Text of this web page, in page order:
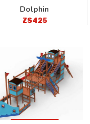
Dolphin
ZS425